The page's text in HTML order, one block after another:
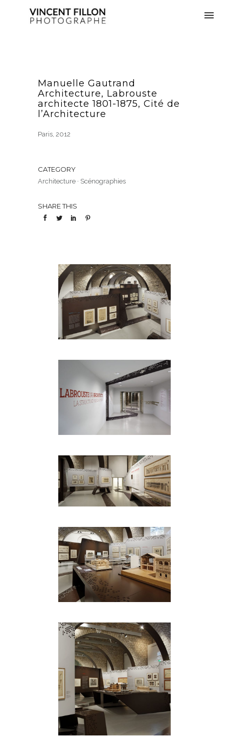
Manuelle Gautrand
Architecture, Labrouste
architecte 1801-1875, Cité de
l’Architecture
Paris, 2012
CATEGORY
Architecture · Scénographies
SHARE THIS